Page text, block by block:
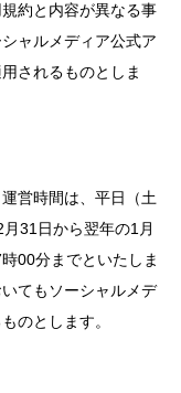
約と内容が異なる事
ャルメディア公式ア
されるものとしま
営時間は、平日（土
31日から翌年の1月
00分までといたしま
てもソーシャルメデ
のとします。